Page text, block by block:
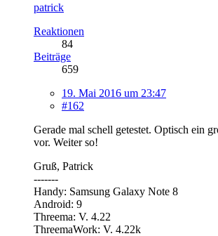
patrick
Reaktionen
84
Beiträge
659
19. Mai 2016 um 23:47
#162
Gerade mal schell getestet. Optisch ein
vor. Weiter so!
Gruß, Patrick
-------
Handy: Samsung Galaxy Note 8
Android: 9
Threema: V. 4.22
ThreemaWork: V. 4.22k